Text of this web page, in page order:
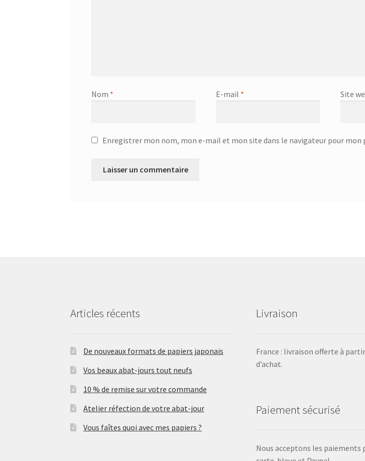
Nom * E-mail * Site
Enregistrer mon nom, mon e-mail et mon site dans le navigateur pour mon
Articles récents
De nouveaux formats de papiers japonais
Vos beaux abat-jours tout neufs
10 % de remise sur votre commande
Atelier réfection de votre abat-jour
Vous faîtes quoi avec mes papiers ?
Livraison
France : livraison offerte à
d’achat.
Paiement sécurisé
Nous acceptons les paiements